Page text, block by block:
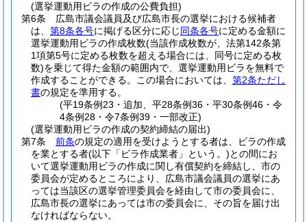
(選挙運動用ビラの作成の公費負担)
第6条
広島市議会議員及び広島市長の選挙における候補者
は、 第8条各号に掲げる区分に応じ同条各号に定める金額に
選挙運動用ビラの作成枚数(当該作成枚数が、法第142条第
1項第5号に定める枚数を超える場合には、同号に定める枚
数)を乗じて得た金額の範囲内で、選挙運動用ビラを無料で
作成することができる。
この場合においては、 第2条ただし
書の規定を準用する。
(平19条例23・追加、平28条例36・平30条例46・令
4条例28・令7条例39・一部改正)
(選挙運動用ビラの作成の契約締結の届出)
第7条
前条の規定の適用を受けようとする者は、ビラの作成
を業とする者(以下「ビラ作成業者」という。)との間にお
いて選挙運動用ビラの作成に関し有償契約を締結し、市の
委員会が定めるところにより、広島市議会議員の選挙にあ
っては当該区の選挙管理委員会を経由して市の委員会に、
広島市長の選挙にあっては市の委員会に、その旨を届け出
なければならない。